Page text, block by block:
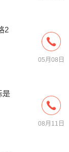
2
05月08日
是
08月11日